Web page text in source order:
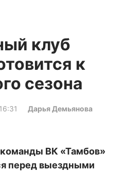
клуб
к
сезона
Дарья Демьянова
ВК «Тамбов»
перед выездными